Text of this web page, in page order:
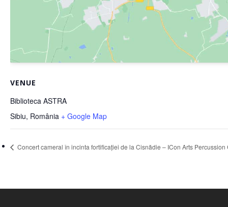
VENUE
Biblioteca ASTRA
Sibiu, România + Google Map
Concert cameral în incinta fortificației de la Cisnădie – ICon Arts Percussion